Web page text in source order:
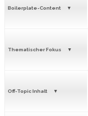
Boilerplate-Content
Thematischer Fokus
Off-Topic Inhalt